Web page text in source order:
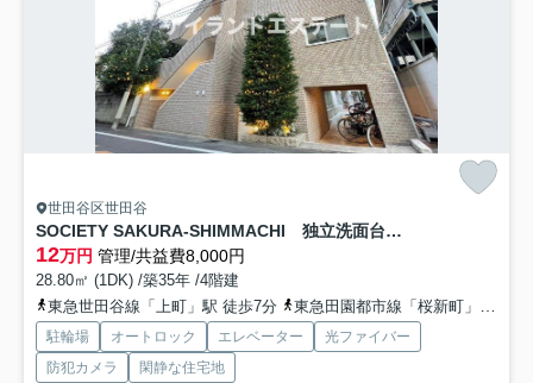
世田谷区世田谷
SOCIETY SAKURA-SHIMMACHI 独立洗面台 オートロック
12万円 管理/共益費8,000円
28.80㎡ (1DK) /築35年 /4階建
東急世田谷線「上町」駅 徒歩7分
東急田園都市線「桜新町」駅 徒歩17分
駐輪場 オートロック エレベーター
光ファイバー
防犯カメラ
閑静な住宅地